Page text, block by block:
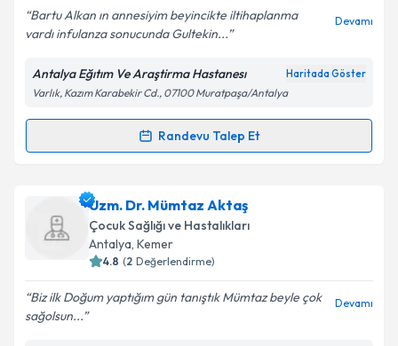
Kişisel verilerimin işlenmesine ilişkin
Aydınlatma
Metni'ni okudum ve kişisel verilerimin belirtilen
kapsamda işlenmesini kabul ediyorum.
Bartu Alkan ın annesiyim beyincikte iltihaplanma
vardı infulanza sonucunda Gultekin...
Devamı
Antalya Eğıtım Ve Araştirma Hastanesı Haritada Göster
Varlık, Kazım Karabekir Cd., 07100 Muratpaşa/Antalya
Randevu Talep Et
Randevu Takvimi Talebi
Ass. Dr. Muhammet Gültekin Kutluk
takvimi talebi oluşturun. Size bu uzmandan randevu
almanız için bir takvim hazırlandığında e-posta ile
bilgilendireceğiz.
E-posta Adresiniz
Uzm. Dr. Mümtaz Aktaş
Çocuk Sağlığı ve Hastalıkları
Antalya, Kemer
4.8 (2 Değerlendirme)
Biz ilk Doğum yaptığım gün tanıştık Mümtaz beyle çok
sağolsun...
Devamı